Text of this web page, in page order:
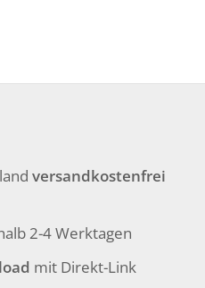
versandkostenfrei
2-4 Werktagen
mit Direkt-Link